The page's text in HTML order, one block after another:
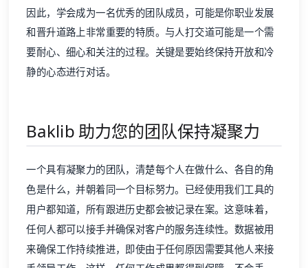
因此，学会成为一名优秀的团队成员，可能是你职业发展
和晋升道路上非常重要的特质。与人打交道可能是一个需
要耐心、细心和关注的过程。关键是要始终保持开放和冷
静的心态进行对话。
Baklib 助力您的团队保持凝聚力
一个具有凝聚力的团队，清楚每个人在做什么、各自的角
色是什么，并朝着同一个目标努力。已经使用我们工具的
用户都知道，所有跟进历史都会被记录在案。这意味着，
任何人都可以接手并确保对客户的服务连续性。数据被用
来确保工作持续推进，即使由于任何原因需要其他人来接